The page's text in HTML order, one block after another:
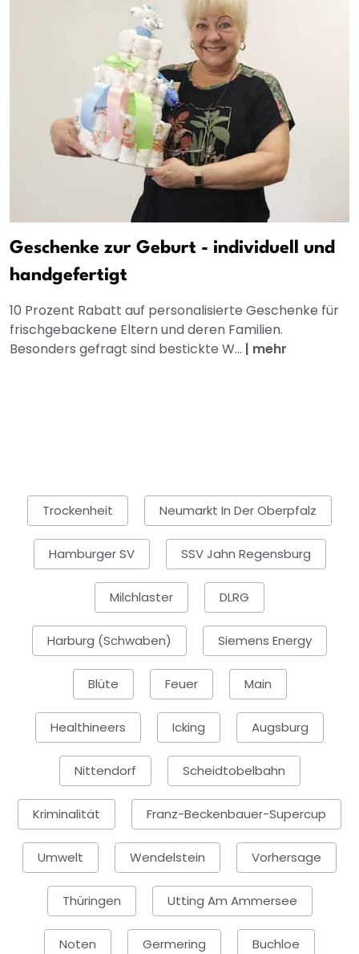
Geschenke zur Geburt - individuell und
handgefertigt
10 Prozent Rabatt auf personalisierte Geschenke für
frischgebackene Eltern und deren Familien.
Besonders gefragt sind bestickte W... | mehr
Trockenheit Neumarkt In Der Oberpfalz
Hamburger SV SSV Jahn Regensburg
Milchlaster DLRG
Harburg (Schwaben) Siemens Energy
Blüte Feuer Main
Healthineers Icking Augsburg
Nittendorf Scheidtobelbahn
Kriminalität Franz-Beckenbauer-Supercup
Umwelt Wendelstein Vorhersage
Thüringen Utting Am Ammersee
Noten Germering Buchloe